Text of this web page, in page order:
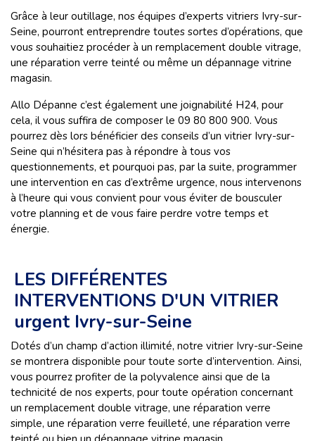
Grâce à leur outillage, nos équipes d’experts vitriers Ivry-sur-
Seine, pourront entreprendre toutes sortes d’opérations, que
vous souhaitiez procéder à un remplacement double vitrage,
une réparation verre teinté ou même un dépannage vitrine
magasin.
Allo Dépanne c’est également une joignabilité H24, pour
cela, il vous suffira de composer le 09 80 800 900. Vous
pourrez dès lors bénéficier des conseils d’un vitrier Ivry-sur-
Seine qui n’hésitera pas à répondre à tous vos
questionnements, et pourquoi pas, par la suite, programmer
une intervention en cas d’extrême urgence, nous intervenons
à l’heure qui vous convient pour vous éviter de bousculer
votre planning et de vous faire perdre votre temps et
énergie.
LES DIFFÉRENTES
INTERVENTIONS D'UN VITRIER
urgent Ivry-sur-Seine
Dotés d’un champ d’action illimité, notre vitrier Ivry-sur-Seine
se montrera disponible pour toute sorte d’intervention. Ainsi,
vous pourrez profiter de la polyvalence ainsi que de la
technicité de nos experts, pour toute opération concernant
un remplacement double vitrage, une réparation verre
simple, une réparation verre feuilleté, une réparation verre